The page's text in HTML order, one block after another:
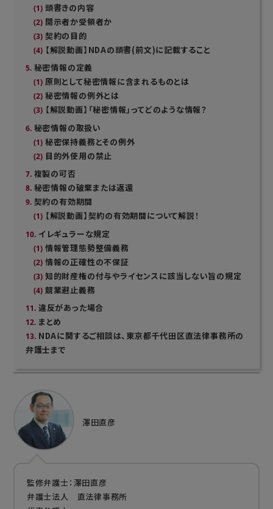
頭書きの内容
開示者か受領者か
契約の目的
【解説動画】NDAの頭書(前文)に記載すること
秘密情報の定義
原則として秘密情報に含まれるものとは
秘密情報の例外とは
【解説動画】「秘密情報」ってどのような情報？
秘密情報の取扱い
秘密保持義務とその例外
目的外使用の禁止
複製の可否
秘密情報の破棄または返還
契約の有効期間
【解説動画】契約の有効期間について解説！
イレギュラーな規定
情報管理態勢整備義務
情報の正確性の不保証
知的財産権の付与やライセンスに該当しない旨の規定
競業避止義務
違反があった場合
まとめ
NDAに関するご相談は、東京都千代田区直法律事務所の
弁護士まで
澤田直彦
監修弁護士：澤田直彦
弁護士法人 直法律事務所